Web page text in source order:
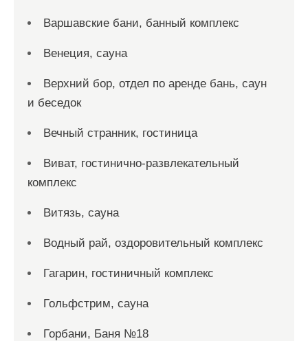
Варшавские бани, банный комплекс
Венеция, сауна
Верхний бор, отдел по аренде бань, саун
и беседок
Вечный странник, гостиница
Виват, гостинично-развлекательный
комплекс
Витязь, сауна
Водный рай, оздоровительный комплекс
Гагарин, гостиничный комплекс
Гольфстрим, сауна
Горбани, Баня №18